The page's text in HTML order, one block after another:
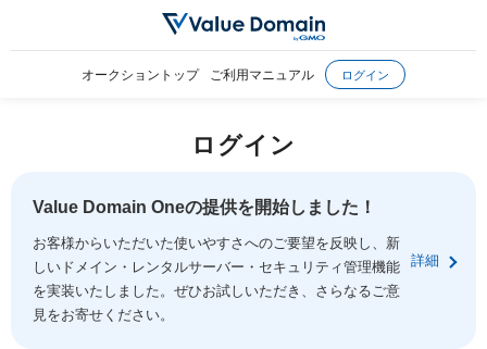
オークショントップ ご利用マニュアル ログイン
ログイン
Value Domain Oneの提供を開始しました！
お客様からいただいた使いやすさへのご要望を反映し、新
しいドメイン・レンタルサーバー・セキュリティ管理機能
を実装いたしました。ぜひお試しいただき、さらなるご意
見をお寄せください。
詳細